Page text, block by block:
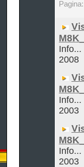
Info...
2008
Info...
2003
Info...
2003